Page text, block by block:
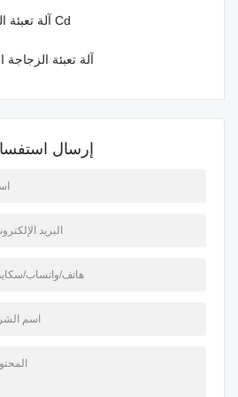
آلة تعبئة الكيك Cd
آلة تعبئة الزجاجة
إرسال
البريد
هاتف/واتساب/
اسم